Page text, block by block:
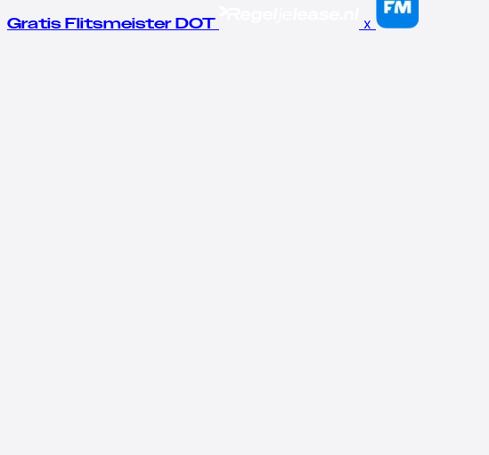
Gratis Flitsmeister DOT x